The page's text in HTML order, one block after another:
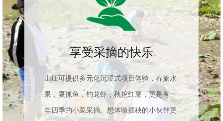
享受采摘的快乐
山庄可提供多元化沉浸式项目体验，春摘水
果，夏抓鱼，钓龙虾，秋挖红薯，更是有一
年四季的小菜采摘。想体验插秧的小伙伴更